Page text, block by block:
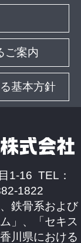
ご案内
基本方針
1-16 TEL：
1822
鉄骨系および
」、「セキス
川県における